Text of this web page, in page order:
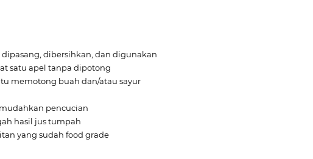
dibersihkan, dan digunakan
satu apel tanpa dipotong
memotong buah dan/atau sayur
pencucian
hasil jus tumpah
yang sudah food grade